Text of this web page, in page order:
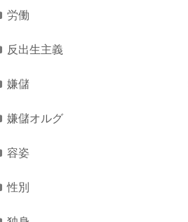
労働
反出生主義
嫌儲
嫌儲オルグ
容姿
性別